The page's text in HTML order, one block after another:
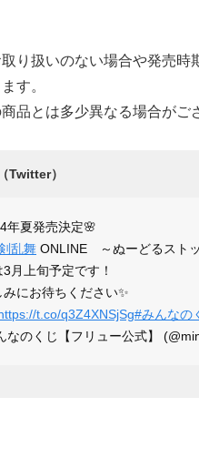
り扱いのない場合や発売時
す。
品とは多少異なる場合がご
年夏発売決定🌸
乱舞 ONLINE ～ぬーどるストッ
月上旬予定です！
みにお待ちください✨
t.co/q3Z4XNSjSg#みんなの
のくじ【フリュー公式】